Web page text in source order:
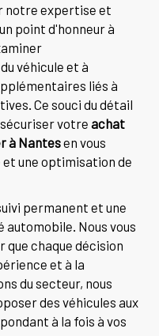
notre expertise et
point d'honneur à
véhicule et à
liés à
Ce souci du détail
votreachat
à Nantesen vous
une optimisation de
permanent et une
automobile. Nous vous
que chaque décision
et à la
du secteur, nous
des véhicules aux
à la fois à vos